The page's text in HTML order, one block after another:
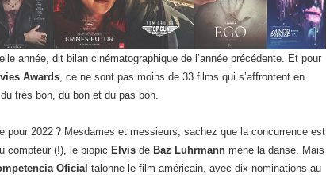
année, dit bilan cinématographique de l’année précédente. Et pour
Awards , ce ne sont pas moins de 33 films qui s’affrontent en
très bon, du bon et du pas bon.
pour 2022 ? Mesdames et messieurs, sachez que la concurrence est
compteur (!), le biopic Elvis de Baz Luhrmann mène la danse. Mais
Oficial talonne le film américain, avec dix nominations au